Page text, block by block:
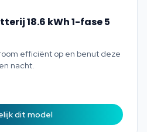
18.6 kWh 1-fase 5
efficiënt op en benut deze
nacht.
dit model